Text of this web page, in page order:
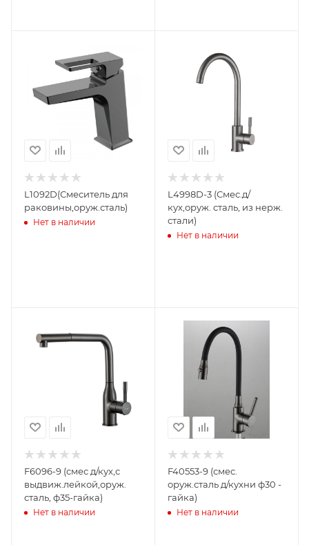
L1092D(Смеситель для
раковины,оруж.сталь)
Нет в наличии
L4998D-3 (Смес.д/
кух,оруж. сталь, из нерж.
стали)
Нет в наличии
F6096-9 (cмес д/кух,с
выдвиж.лейкой,оруж.
сталь, ф35-гайка)
Нет в наличии
F40553-9 (смес.
оруж.сталь д/кухни ф30 -
гайка)
Нет в наличии